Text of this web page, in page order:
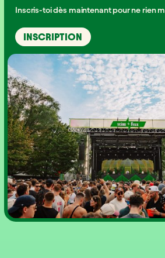
Inscris-toi dès maintenant pour ne rien
INSCRIPTION